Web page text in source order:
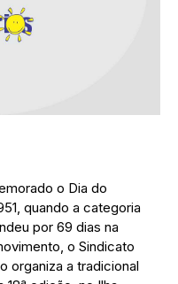
o Dia do
quando a categoria
por 69 dias na
o Sindicato
organiza a tradicional